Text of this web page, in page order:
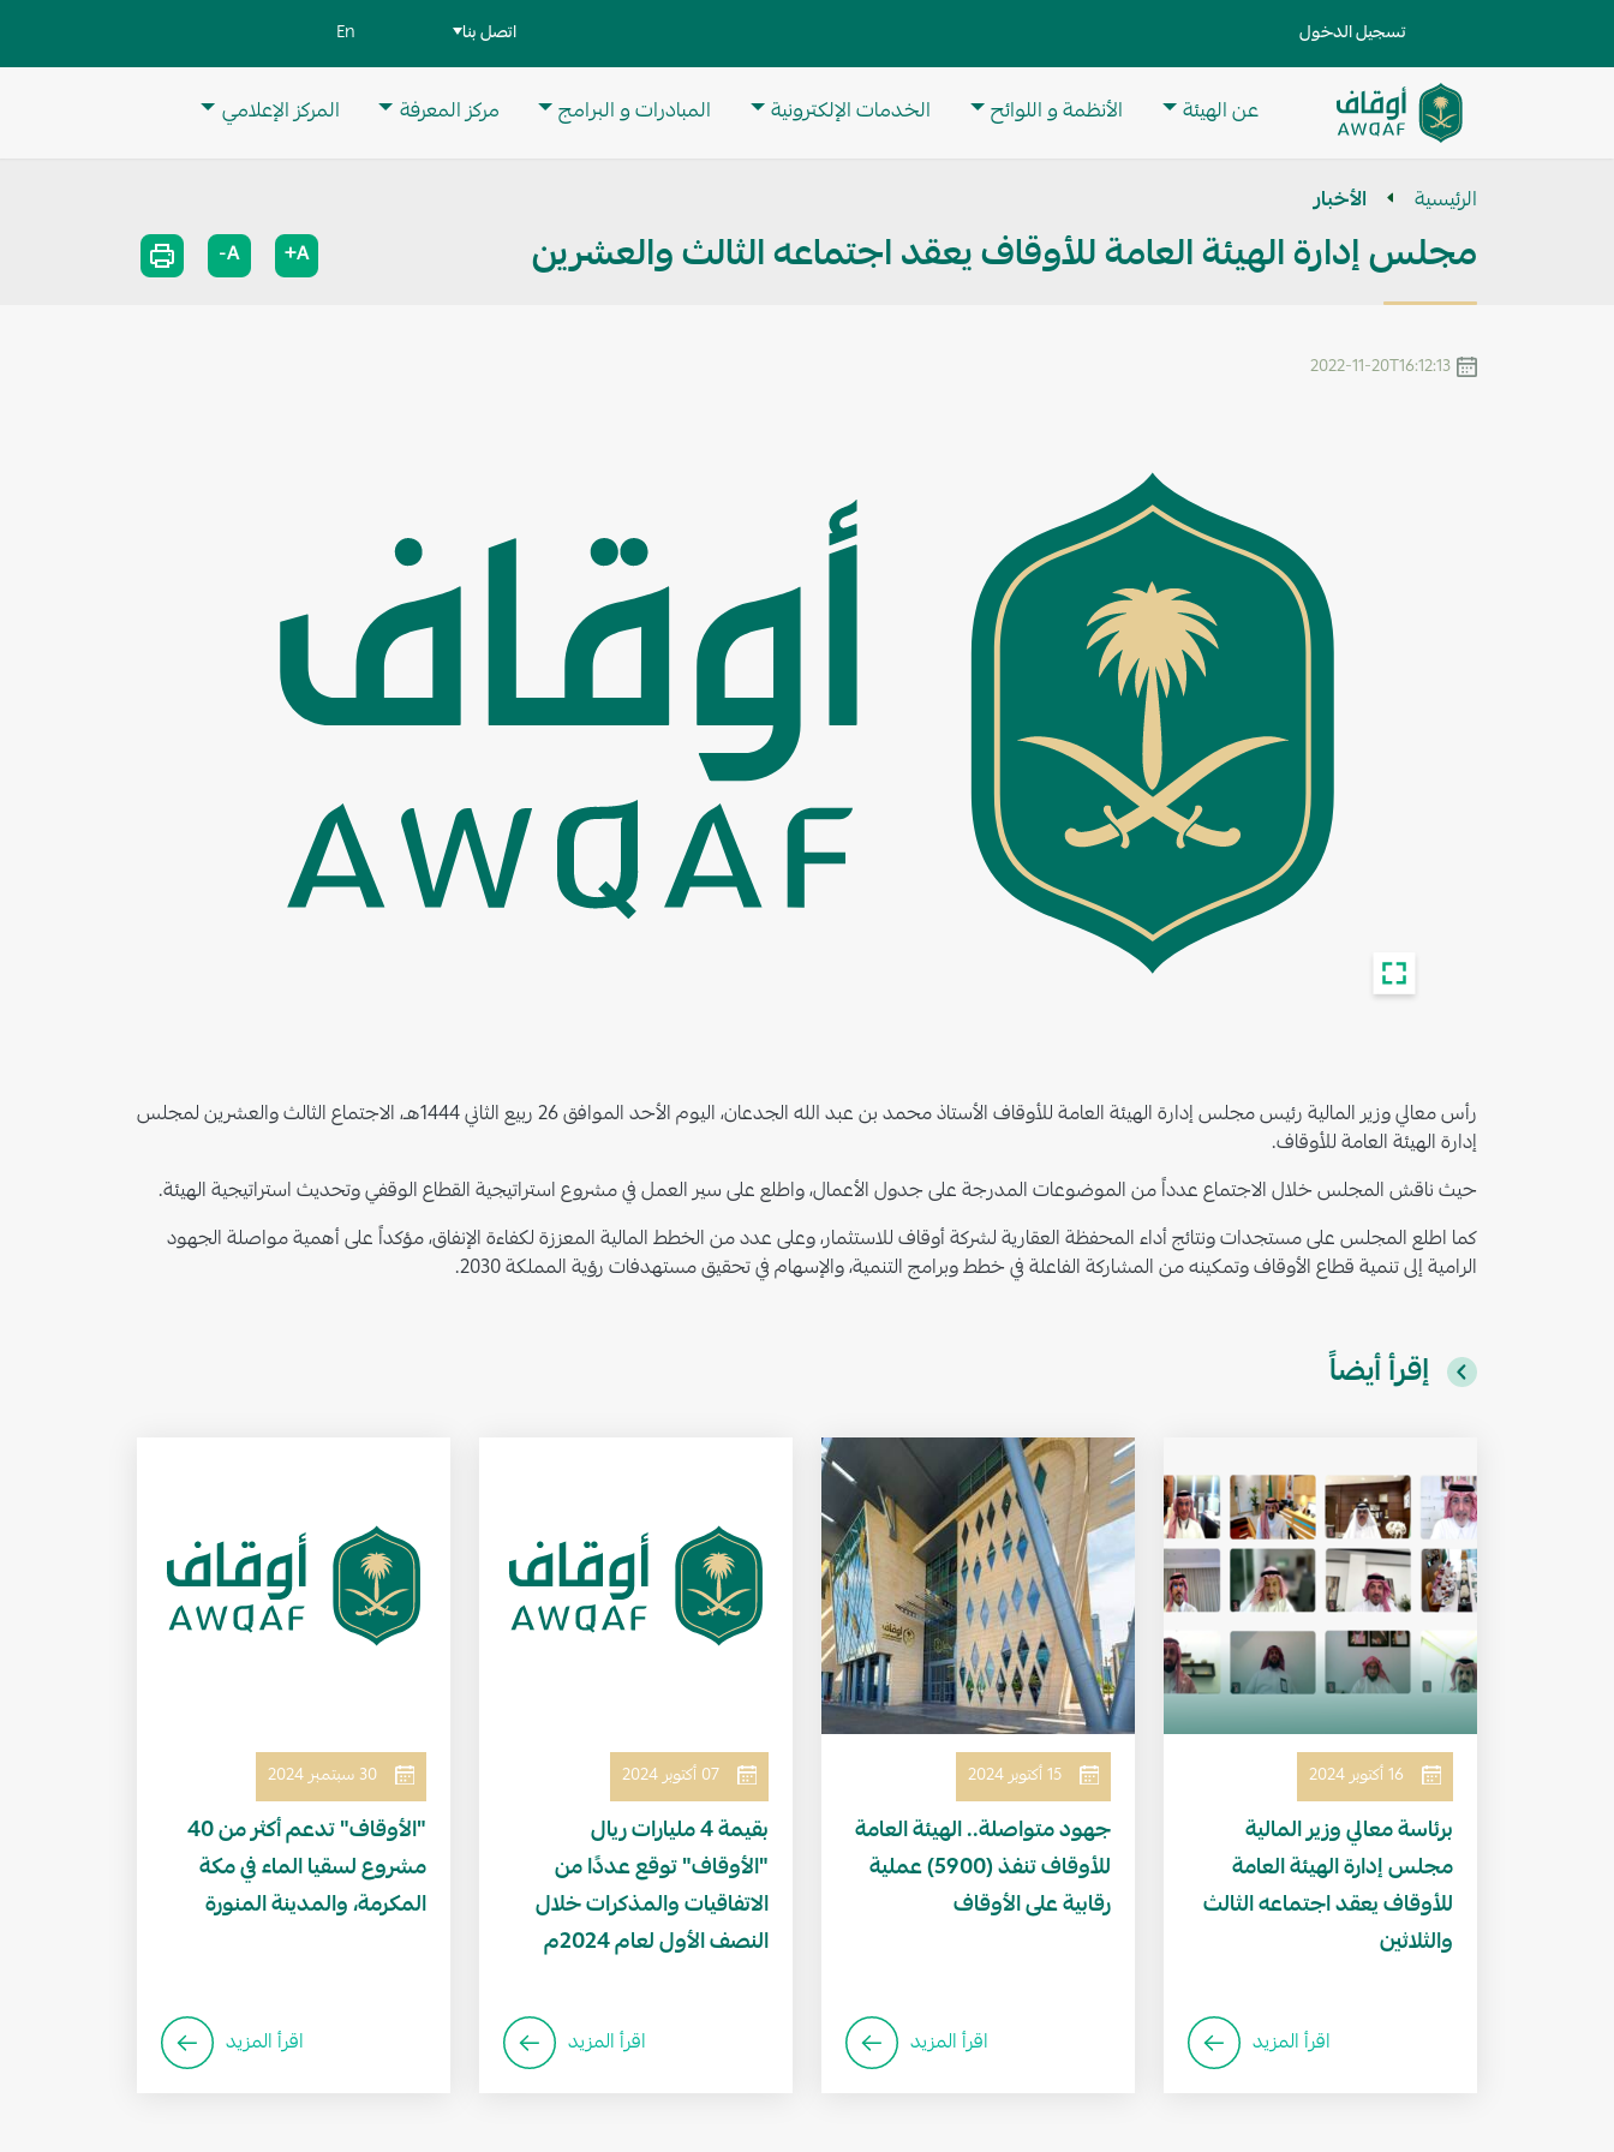
User account menu
تسجيل الدخول اتصل بنا En
Main navigation
عن الهيئة الأنظمة و اللوائح الخدمات الإلكترونية المبادرات و البرامج مركز المعرفة المركز الإعلامي
الرئيسية الأخبار
مجلس إدارة الهيئة العامة للأوقاف يعقد اجتماعه الثالث والعشرين A+
A-
2022-11-20T16:12:13
رأس معالي وزير المالية رئيس مجلس إدارة الهيئة العامة للأوقاف الأستاذ محمد بن عبد الله الجدعان، اليوم الأحد الموافق 26 ربيع الثاني 1444هـ، الاجتماع الثالث والعشرين لمجلس
إدارة الهيئة العامة للأوقاف.
حيث ناقش المجلس خلال الاجتماع عدداً من الموضوعات المدرجة على جدول الأعمال، واطلع على سير العمل في مشروع استراتيجية القطاع الوقفي وتحديث استراتيجية الهيئة.
كما اطلع المجلس على مستجدات ونتائج أداء المحفظة العقارية لشركة أوقاف للاستثمار، وعلى عدد من الخطط المالية المعززة لكفاءة الإنفاق، مؤكداً على أهمية مواصلة الجهود
الرامية إلى تنمية قطاع الأوقاف وتمكينه من المشاركة الفاعلة في خطط وبرامج التنمية، والإسهام في تحقيق مستهدفات رؤية المملكة 2030.
إقرأ أيضاً
16 أكتوبر 2024
برئاسة معالي وزير المالية
مجلس إدارة الهيئة العامة
للأوقاف يعقد اجتماعه الثالث
والثلاثين
اقرأ المزيد
الصورة
15 أكتوبر 2024
جهود متواصلة.. الهيئة العامة
للأوقاف تنفذ (5900) عملية
رقابية على الأوقاف
اقرأ المزيد
07 أكتوبر 2024
بقيمة 4 مليارات ريال
"الأوقاف" توقع عددًا من
الاتفاقيات والمذكرات خلال
النصف الأول لعام 2024م
اقرأ المزيد
30 سبتمبر 2024
"الأوقاف" تدعم أكثر من 40
مشروع لسقيا الماء في مكة
المكرمة، والمدينة المنورة
اقرأ المزيد